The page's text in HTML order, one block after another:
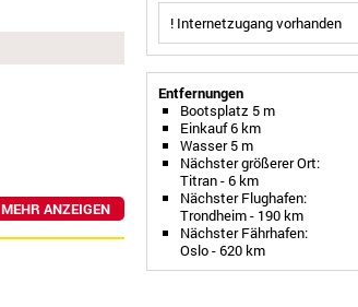
MEHR ANZEIGEN
! Internetzugang vorhanden
Entfernungen
Bootsplatz 5 m
Einkauf 6 km
Wasser 5 m
Nächster größerer Ort:
Titran - 6 km
Nächster Flughafen:
Trondheim - 190 km
Nächster Fährhafen:
Oslo - 620 km